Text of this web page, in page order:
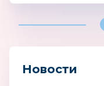
Новости